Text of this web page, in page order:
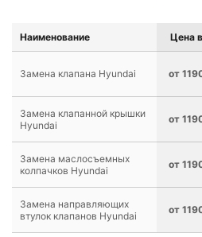
Наименование Цена
Замена клапана Hyundai от
Замена клапанной крышки
Hyundai
от
Замена маслосъемных
колпачков Hyundai
от
Замена направляющих
втулок клапанов Hyundai
от